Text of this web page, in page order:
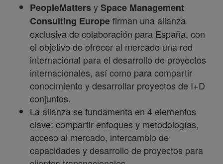
PeopleMattersySpace Management
Consulting Europefirman una alianza
exclusiva de colaboración para España, con
el objetivo de ofrecer al mercado una red
internacional para el desarrollo de proyectos
internacionales, así como para compartir
conocimiento y desarrollar proyectos de I+D
conjuntos.
La alianza se fundamenta en 4 elementos
clave: compartir enfoques y metodologías,
acceso al mercado, intercambio de
capacidades y desarrollo de proyectos para